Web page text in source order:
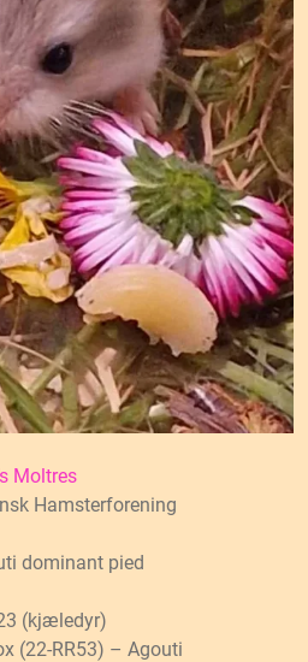
Moltres
Hamsterforening
dominant pied
(kjæledyr)
(22-RR53) – Agouti